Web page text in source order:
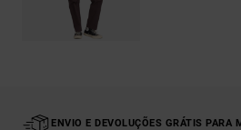
ENVIO E DEVOLUÇÕES GRÁTIS PARA